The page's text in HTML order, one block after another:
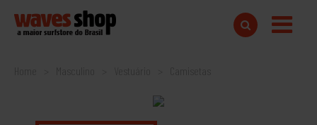
Home Camisetas